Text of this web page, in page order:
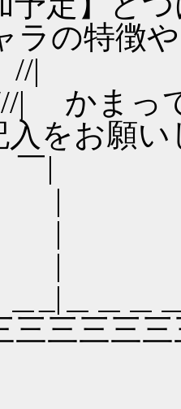
ラの特徴
か
お願い
|
＿＿＿
三三三